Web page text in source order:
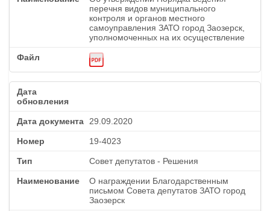
перечня видов муниципального
контроля и органов местного
самоуправления ЗАТО город Заозерск,
уполномоченных на их осуществление
29.09.2020
19-4023
Совет депутатов - Решения
О награждении Благодарственным
письмом Совета депутатов ЗАТО город
Заозерск